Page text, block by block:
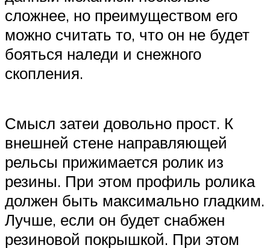
сложнее, но преимуществом его
можно считать то, что он не будет
бояться наледи и снежного
скопления.
Смысл затеи довольно прост. К
внешней стене направляющей
рельсы прижимается ролик из
резины. При этом профиль ролика
должен быть максимально гладким.
Лучше, если он будет снабжен
резиновой покрышкой. При этом